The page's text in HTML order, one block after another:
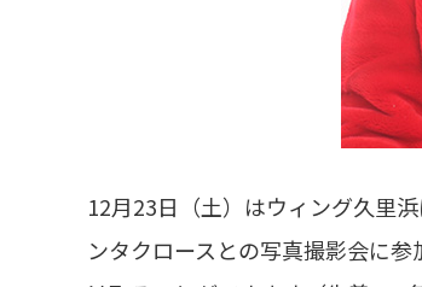
12月23日（土）はウィング久里
ンタクロースとの写真撮影会に